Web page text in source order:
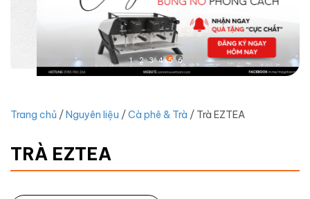
1 2 3 4 5 6
Trang chủ /Nguyên liệu /Cà phê & Trà / Trà EZTEA
TRÀ EZTEA